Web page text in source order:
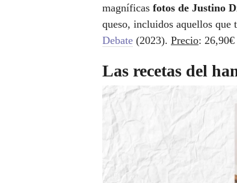
magníficas fotos de Justino
queso, incluidos aquellos que
Debate (2023). Precio: 26,90€
Las recetas del